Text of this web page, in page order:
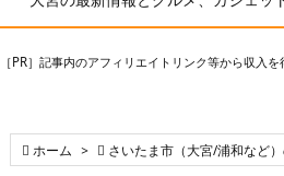
［PR］記事内のアフィリエイトリンク等から収入
 ホーム >  さいたま市（大宮/浦和など